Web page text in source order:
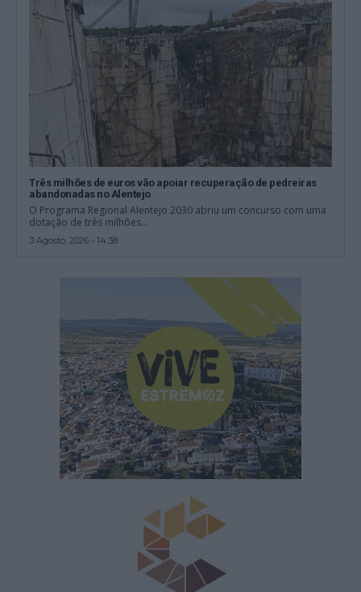
Três milhões de euros vão apoiar recuperação de pedreiras
abandonadas no Alentejo
O Programa Regional Alentejo 2030 abriu um concurso com uma
dotação de três milhões...
3 Agosto, 2026 - 14:38